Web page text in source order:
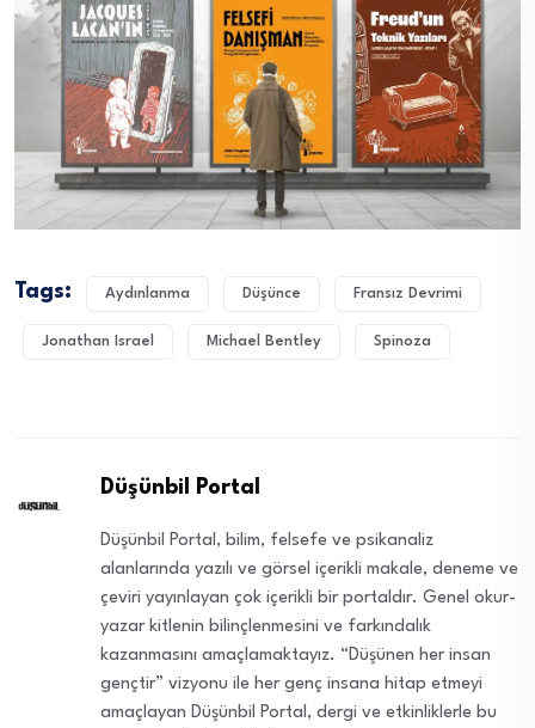
Tags: Aydınlanma Düşünce Fransız Devrimi
Jonathan Israel Michael Bentley Spinoza
Düşünbil Portal
Düşünbil Portal, bilim, felsefe ve psikanaliz
alanlarında yazılı ve görsel içerikli makale, deneme ve
çeviri yayınlayan çok içerikli bir portaldır. Genel okur-
yazar kitlenin bilinçlenmesini ve farkındalık
kazanmasını amaçlamaktayız. “Düşünen her insan
gençtir” vizyonu ile her genç insana hitap etmeyi
amaçlayan Düşünbil Portal, dergi ve etkinliklerle bu